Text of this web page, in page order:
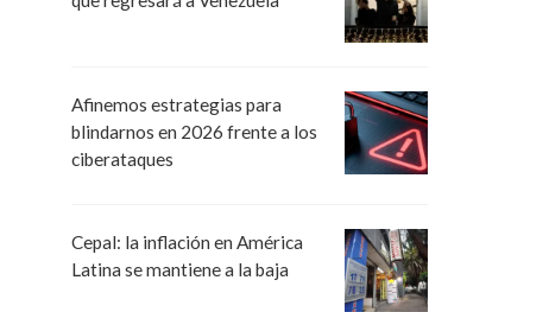
Afinemos estrategias para
blindarnos en 2026 frente a los
ciberataques
Cepal: la inflación en América
Latina se mantiene a la baja